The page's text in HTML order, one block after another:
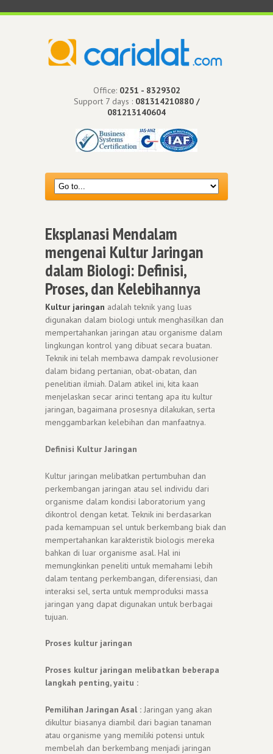
Office: 0251 - 8329302
Support 7 days : 081314210880 /
081213140604
Eksplanasi Mendalam
mengenai Kultur Jaringan
dalam Biologi: Definisi,
Proses, dan Kelebihannya
Kultur jaringan adalah teknik yang luas
digunakan dalam biologi untuk menghasilkan dan
mempertahankan jaringan atau organisme dalam
lingkungan kontrol yang dibuat secara buatan.
Teknik ini telah membawa dampak revolusioner
dalam bidang pertanian, obat-obatan, dan
penelitian ilmiah. Dalam atikel ini, kita kaan
menjelaskan secar arinci tentang apa itu kultur
jaringan, bagaimana prosesnya dilakukan, serta
menggambarkan kelebihan dan manfaatnya.
Definisi Kultur Jaringan
Kultur jaringan melibatkan pertumbuhan dan
perkembangan jaringan atau sel individu dari
organisme dalam kondisi laboratorium yang
dikontrol dengan ketat. Teknik ini berdasarkan
pada kemampuan sel untuk berkembang biak dan
mempertahankan karakteristik biologis mereka
bahkan di luar organisme asal. Hal ini
memungkinkan peneliti untuk memahami lebih
dalam tentang perkembangan, diferensiasi, dan
interaksi sel, serta untuk memproduksi massa
jaringan yang dapat digunakan untuk berbagai
tujuan.
Proses kultur jaringan
Proses kultur jaringan melibatkan beberapa
langkah penting, yaitu :
Pemilihan Jaringan Asal : Jaringan yang akan
dikultur biasanya diambil dari bagian tanaman
atau organisme yang memiliki potensi untuk
membelah dan berkembang menjadi jaringan